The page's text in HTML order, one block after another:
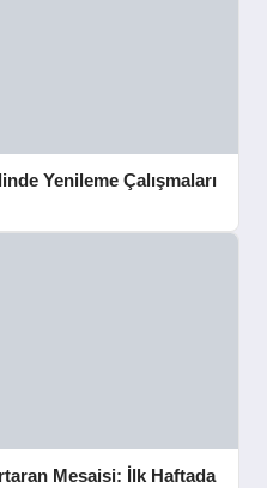
Yenileme Çalışmaları
Mesaisi: İlk Haftada